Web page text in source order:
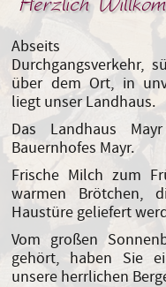
Abseits
Durchgangsverkehr,
über dem Ort, in
liegt unser Landhaus.
Das Landhaus
Bauernhofes Mayr.
Frische Milch zum
warmen Brötchen,
Haustüre geliefert
Vom großen
gehört, haben Sie
unsere herrlichen